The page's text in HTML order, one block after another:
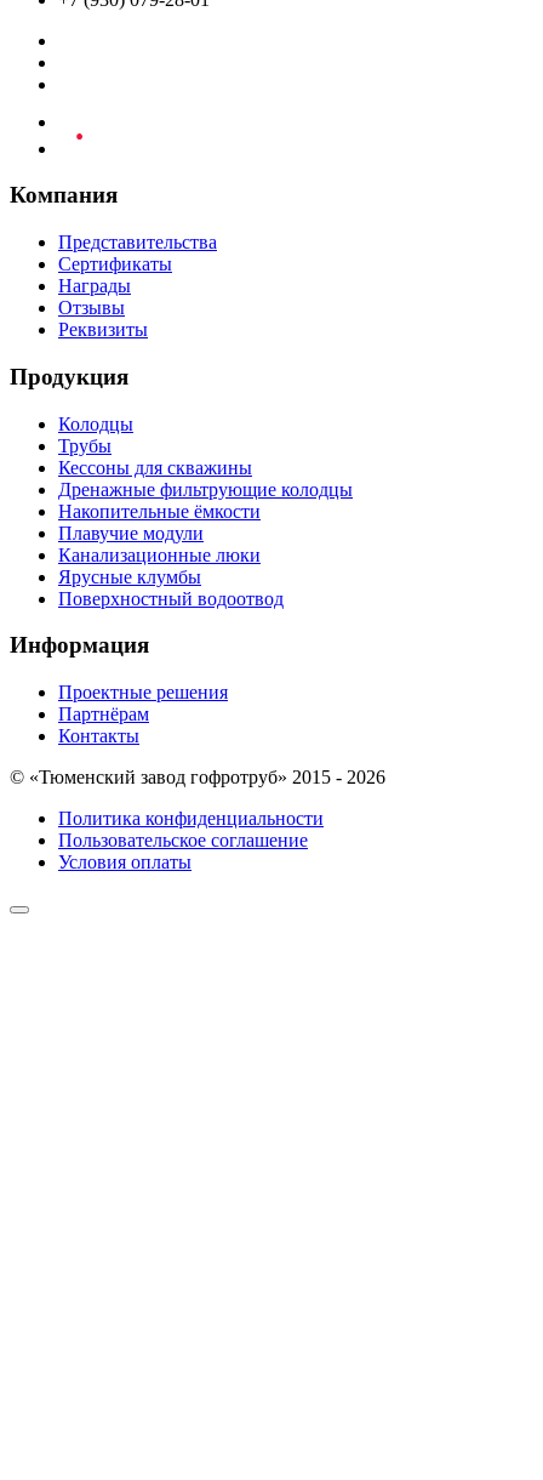
Компания
Представительства
Сертификаты
Награды
Отзывы
Реквизиты
Продукция
Колодцы
Трубы
Кессоны для скважины
Дренажные фильтрующие колодцы
Накопительные ёмкости
Плавучие модули
Канализационные люки
Ярусные клумбы
Поверхностный водоотвод
Информация
Проектные решения
Партнёрам
Контакты
© «Тюменский завод гофротруб» 2015 - 2026
Политика конфиденциальности
Пользовательское соглашение
Условия оплаты